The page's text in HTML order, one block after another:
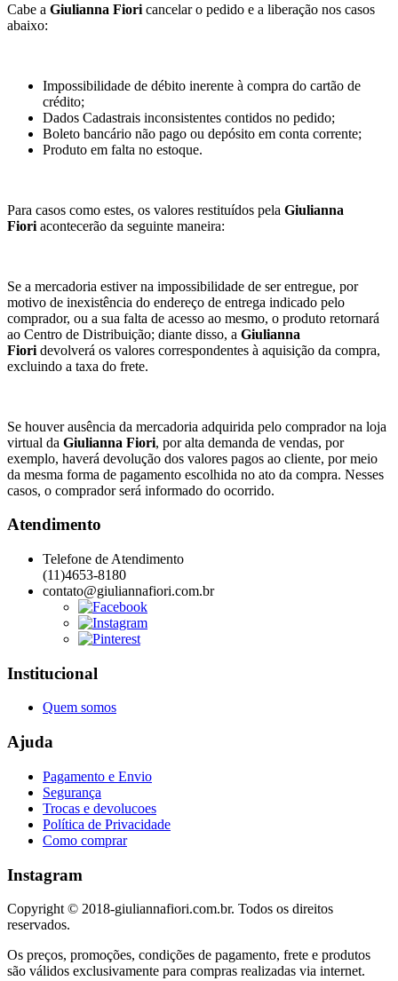
Cabe a Giulianna Fiori cancelar o pedido e a liberação nos casos
abaixo:
Impossibilidade de débito inerente à compra do cartão de
crédito;
Dados Cadastrais inconsistentes contidos no pedido;
Boleto bancário não pago ou depósito em conta corrente;
Produto em falta no estoque.
Para casos como estes, os valores restituídos pela Giulianna
Fiori acontecerão da seguinte maneira:
Se a mercadoria estiver na impossibilidade de ser entregue, por
motivo de inexistência do endereço de entrega indicado pelo
comprador, ou a sua falta de acesso ao mesmo, o produto retornará
ao Centro de Distribuição; diante disso, a Giulianna
Fiori devolverá os valores correspondentes à aquisição da compra,
excluindo a taxa do frete.
Se houver ausência da mercadoria adquirida pelo comprador na loja
virtual da Giulianna Fiori, por alta demanda de vendas, por
exemplo, haverá devolução dos valores pagos ao cliente, por meio
da mesma forma de pagamento escolhida no ato da compra. Nesses
casos, o comprador será informado do ocorrido.
Atendimento
Telefone de Atendimento
(11)4653-8180
contato@giuliannafiori.com.br
Institucional
Quem somos
Ajuda
Pagamento e Envio
Segurança
Trocas e devolucoes
Política de Privacidade
Como comprar
Instagram
Copyright © 2018-giuliannafiori.com.br. Todos os direitos
reservados.
Os preços, promoções, condições de pagamento, frete e produtos
são válidos exclusivamente para compras realizadas via internet.